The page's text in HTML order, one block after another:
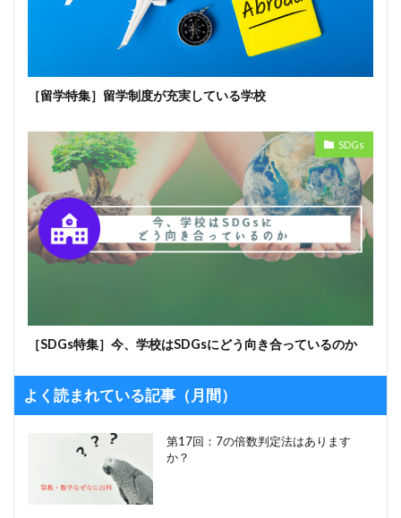
［留学特集］留学制度が充実している学校
SDGs
［SDGs特集］今、学校はSDGsにどう向き合っているのか
よく読まれている記事（月間）
第17回：7の倍数判定法はあります
か？